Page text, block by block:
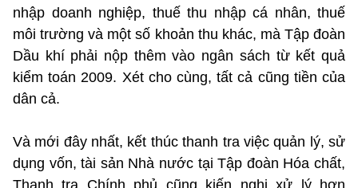
nhập doanh nghiệp, thuế thu nhập cá nhân, thuế
môi trường và một số khoản thu khác, mà Tập đoàn
Dầu khí phải nộp thêm vào ngân sách từ kết quả
kiểm toán 2009. Xét cho cùng, tất cả cũng tiền của
dân cả.
Và mới đây nhất, kết thúc thanh tra việc quản lý, sử
dụng vốn, tài sản Nhà nước tại Tập đoàn Hóa chất,
Thanh tra Chính phủ cũng kiến nghị xử lý hơn